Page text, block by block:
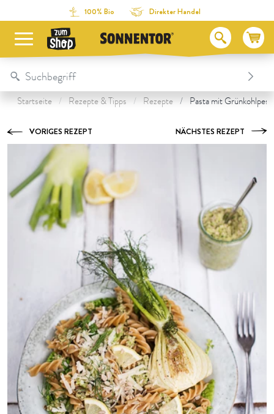
Direkt zum Inhalt
Zum Inhaltsverzeichnis
Direkt zum Menü 100% Bio Direkter Handel
Table Of Content
Unsere Produkte zum Rezept
Das könnte dir auch schmecken:
Startseite Rezepte & Tipps Rezepte Pasta mit
VORIGES REZEPT NÄCHSTES REZEPT